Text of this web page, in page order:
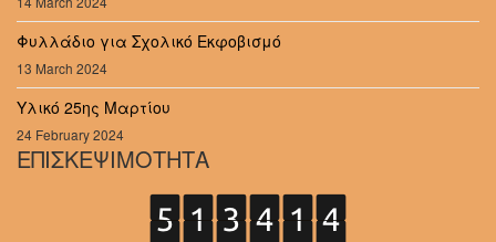
Φυλλάδιο για Σχολικό Εκφοβισμό
13 March 2024
Υλικό 25ης Μαρτίου
24 February 2024
ΕΠΙΣΚΕΨΙΜΟΤΗΤΑ